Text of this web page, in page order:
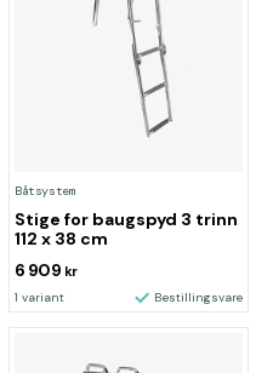
Båtsystem
Stige for baugspyd 3 trinn
112 x 38 cm
6 909 kr
1 variant Bestillingsvare